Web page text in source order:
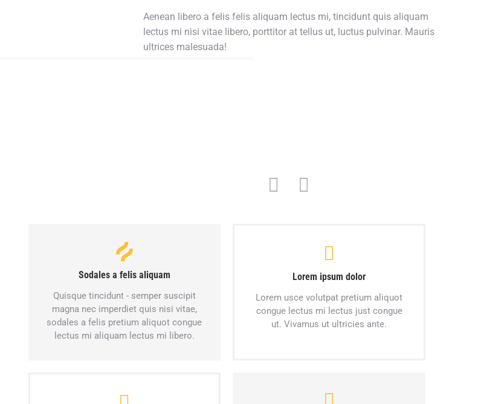
Aenean libero a felis felis aliquam lectus mi, tincidunt quis aliquam
lectus mi nisi vitae libero, porttitor at tellus ut, luctus pulvinar. Mauris
ultrices malesuada!
Sodales a felis aliquam
Quisque tincidunt - semper suscipit
magna nec imperdiet quis nisi vitae,
sodales a felis pretium aliquot congue
lectus mi aliquam lectus mi libero.
Lorem ipsum dolor
Lorem usce volutpat pretium aliquot
congue lectus mi lectus just congue
ut. Vivamus ut ultricies ante.